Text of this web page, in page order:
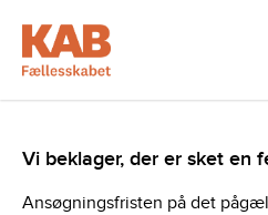
Vi beklager, der er sket en
Ansøgningsfristen på det